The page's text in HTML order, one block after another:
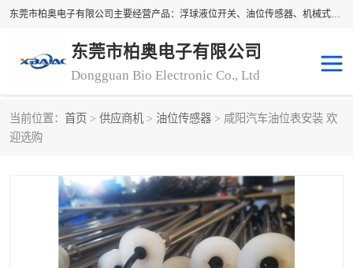
东莞市柏奥电子有限公司主要经营产品：浮球液位开关、油位传感器、机械式油表、浮球液位计、水位控制浮球阀、料位开关，水流开关、油水位控制配套仪表等。柏奥电子，您可信赖的合作伙伴
东莞市柏奥电子有限公司
Dongguan Bio Electronic Co., Ltd
当前位置： 首页 > 供应商机 > 油位传感器 > 咸阳汽车油位表安装 欢
迎选购
浮球液位开关
机械式油表 水流开关
料位开关 油位表
磁性浮球 浮球阀